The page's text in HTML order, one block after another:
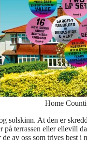
Home
solskinn. At den er
på terrassen eller ellevill
de av oss som trives best i